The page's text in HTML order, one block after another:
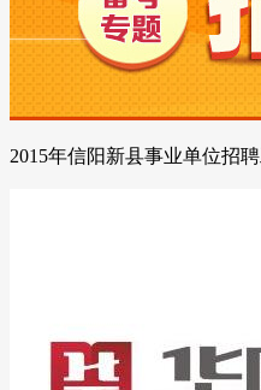
2015年信阳新县事业单位招